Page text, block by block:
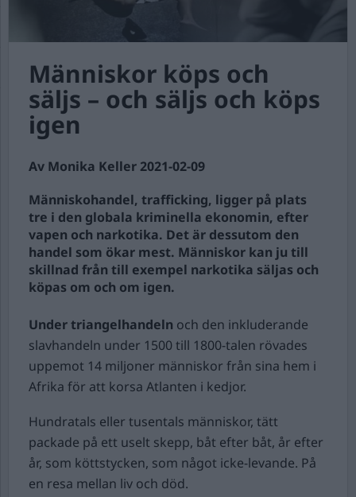
Människor köps och
säljs – och säljs och köps
igen
Av Monika Keller 2021-02-09
Människohandel, trafficking, ligger på plats
tre i den globala kriminella ekonomin, efter
vapen och narkotika. Det är dessutom den
handel som ökar mest. Människor kan ju till
skillnad från till exempel narkotika säljas och
köpas om och om igen.
Under triangelhandeln och den inkluderande
slavhandeln under 1500 till 1800-talen rövades
uppemot 14 miljoner människor från sina hem i
Afrika för att korsa Atlanten i kedjor.
Hundratals eller tusentals människor, tätt
packade på ett uselt skepp, båt efter båt, år efter
år, som köttstycken, som något icke-levande. På
en resa mellan liv och död.